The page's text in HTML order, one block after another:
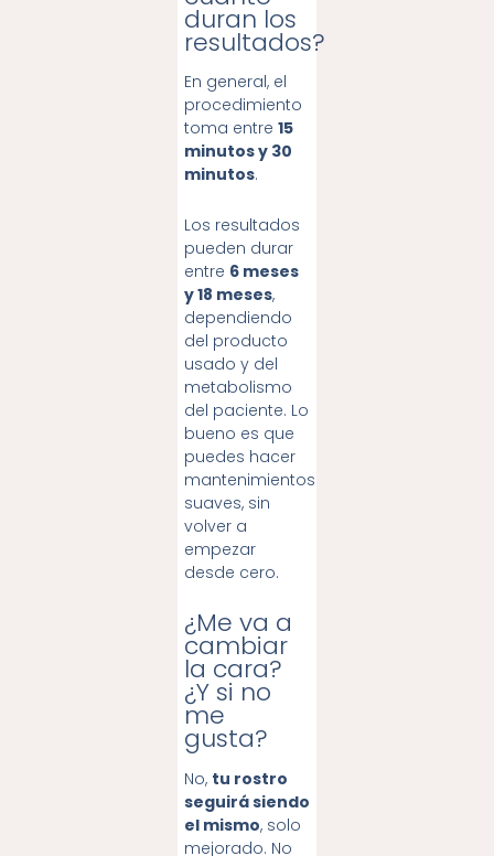
duran los
resultados?
En general, el
procedimiento
toma entre 15
minutos y 30
minutos.
Los resultados
pueden durar
entre 6 meses
y 18 meses,
dependiendo
del producto
usado y del
metabolismo
del paciente. Lo
bueno es que
puedes hacer
mantenimientos
suaves, sin
volver a
empezar
desde cero.
¿Me va a
cambiar
la cara?
¿Y si no
me
gusta?
No, tu rostro
seguirá siendo
el mismo, solo
mejorado. No